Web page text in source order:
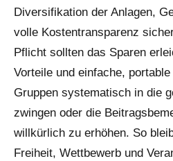
Diversifikation der Anlagen,
volle Kostentransparenz
Pflicht sollten das Sparen
Vorteile und einfache,
Gruppen systematisch in die
zwingen oder die
willkürlich zu erhöhen. So
Freiheit, Wettbewerb und